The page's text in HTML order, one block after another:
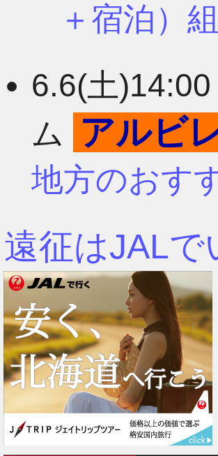
＋宿泊）
6.6(土
ム
アルビ
地方のおす
遠征はJALで